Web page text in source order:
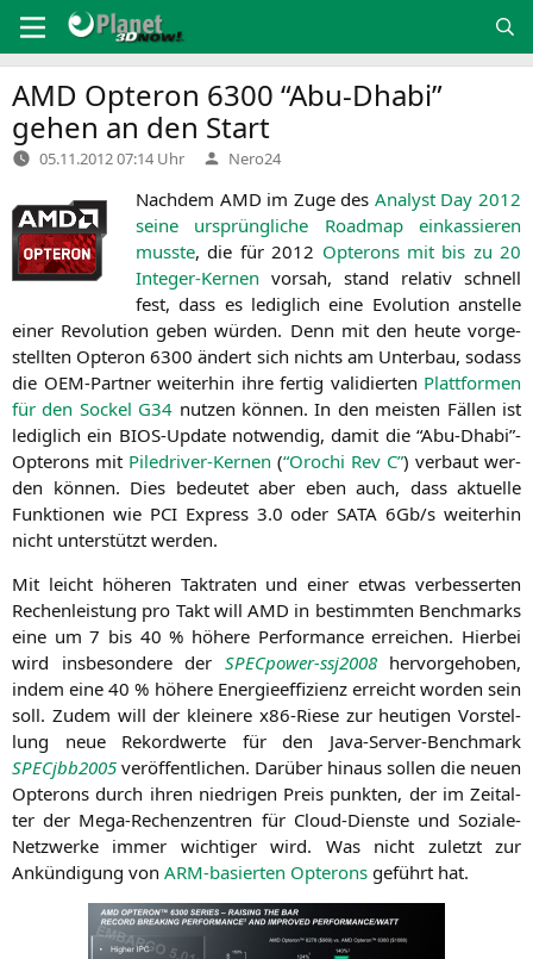
Inhalt
springen
AMD Opteron 6300 “Abu-Dhabi”
gehen an den Start
05.11.2012 07:14 Uhr Verfasst
von
Nero24
Nach­dem AMD im Zuge des Ana­lyst Day 2012
sei­ne ursprüng­li­che Road­map ein­kas­sie­ren
muss­te, die für 2012 Opte­rons mit bis zu 20
Inte­ger-Ker­nen vor­sah, stand rela­tiv schnell
fest, dass es ledig­lich eine Evo­lu­ti­on anstel­le
einer Revo­lu­ti­on geben wür­den. Denn mit den heu­te vor­ge­
stell­ten Opte­ron 6300 ändert sich nichts am Unter­bau, sodass
die OEM-Part­ner wei­ter­hin ihre fer­tig vali­dier­ten Platt­for­men
für den Sockel G34 nut­zen kön­nen. In den meis­ten Fäl­len ist
ledig­lich ein BIOS-Update not­wen­dig, damit die “Abu-Dhabi”-
Opterons mit Piledri­ver-Ker­nen (“Oro­chi Rev C”) ver­baut wer­
den kön­nen. Dies bedeu­tet aber eben auch, dass aktu­el­le
Funk­tio­nen wie PCIExpress 3.0 oderSATA 6Gb/s wei­ter­hin
nicht unter­stützt werden.
Mit leicht höhe­ren Takt­ra­ten und einer etwas ver­bes­ser­ten
Rechen­leis­tung pro Takt willAMD in bestimm­ten Bench­marks
eine um 7 bis 40 % höhe­re Per­for­mance errei­chen. Hier­bei
wird ins­be­son­de­re der SPEC­power-ssj2008her­vor­ge­ho­ben,
indem eine 40 % höhe­re Ener­gie­ef­fi­zi­enz erreicht wor­den sein
soll. Zudem will der klei­ne­re x86-Rie­se zur heu­ti­gen Vor­stel­
lung neue Rekord­wer­te für den Java-Ser­ver-Bench­mark
SPECjbb2005 ver­öf­fent­li­chen. Dar­über hin­aus sol­len die neu­en
Opte­rons durch ihren nied­ri­gen Preis punk­ten, der im Zeit­al­
ter der Mega-Rechen­zen­tren für Cloud-Diens­te und Sozia­le-
Netz­wer­ke immer wich­ti­ger wird. Was nicht zuletzt zur
Ankün­di­gung von ARM-basier­ten Opte­rons geführt hat.